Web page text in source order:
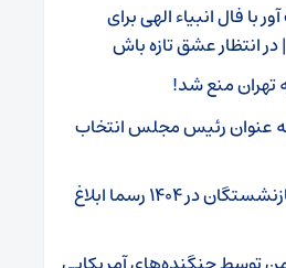
با فال انبیاء الهی برای
انتظار عشق تازه باش
تهران منع شد!
عنوان رئیس مجلس انتخاب
افزایش حقوق بازنشستگان در ۱۴۰۴ رسما ابلاغ